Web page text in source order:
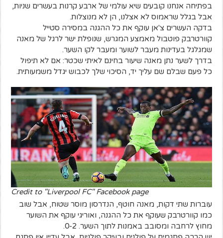
בפתיחה אנחנו קובעים שיא עולמי של ארבע קרנות בעשרים שניות,
אבל בגלל שראמוס לא אצלנו, הן לא מנוצלות.
בדקה העשרים צ'אן עוקף את כל ההגנה במסירה סטייל
קוורטרבק פוטבול מאמצע המגרש, שנופלת ישר לרגל של מאנה
שמגלגל בעדינות מעבר לשוער ומעבר לקו השער.
בדרך לשער נתן מאנה שיעור בחינם לאיתי שכטר: אם לא תיפול
כל פעם שבלם שם עליך יד, הסיכוי שלך לכבוש יגדל משמעותית.
Credit to "Liverpool FC" Facebook page
עוברות שתי דקות, מאנה חוטף, הנדרסון מוסר שטוח, אבל שוב
כמו קוורטרבק שעוקף את כל ההגנה, ואוריגי עוקף את השוער
מחוץ לרחבה ומסובב באמנות לתוך השער. 0-2.